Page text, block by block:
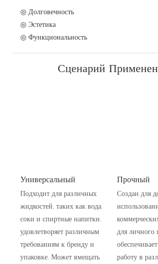
◎ Долговечность
◎ Эстетика
◎ Функциональность
Сценарий
Универсальный
Подходит для различных
жидкостей, таких как вода,
соки и спиртные напитки;
удовлетворяет различным
требованиям к бренду и
упаковке. Может вмещать
Прочный
Создан для
для личного
работу в